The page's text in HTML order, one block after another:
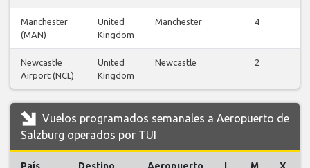
Manchester
(MAN)
United
Kingdom
Manchester
4
Newcastle
Airport (NCL)
United
Kingdom
Newcastle
2
Vuelos programados semanales a Aeropuerto de
Salzburg operados por TUI